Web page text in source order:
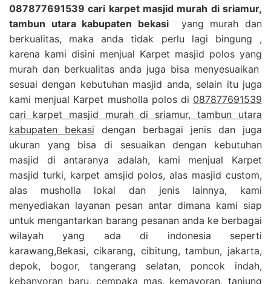
087877691539 cari karpet masjid murah di sriamur,
tambun utara kabupaten bekasiyang murah dan
berkualitas, maka anda tidak perlu lagi bingung ,
karena kami disini menjual Karpet masjid polos yang
murah dan berkualitas anda juga bisa menyesuaikan
sesuai dengan kebutuhan masjid anda, selain itu juga
kami menjual Karpet musholla polos di 087877691539
cari karpet masjid murah di sriamur, tambun utara
kabupaten bekasi dengan berbagai jenis dan juga
ukuran yang bisa di sesuaikan dengan kebutuhan
masjid di antaranya adalah, kami menjual Karpet
masjid turki, karpet amsjid polos, alas masjid custom,
alas musholla lokal dan jenis lainnya, kami
menyediakan layanan pesan antar dimana kami siap
untuk mengantarkan barang pesanan anda ke berbagai
wilayah yang ada di indonesia seperti
karawang,Bekasi, cikarang, cibitung, tambun, jakarta,
depok, bogor, tangerang selatan, poncok indah,
kebanyoran baru, cempaka mas, kemayoran, tanjung